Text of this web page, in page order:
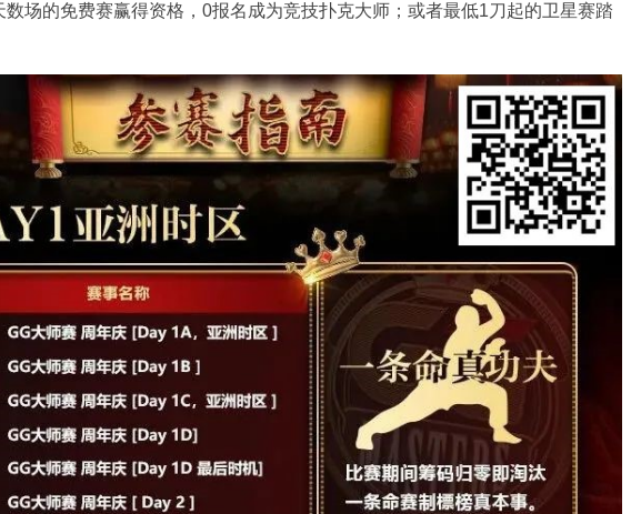
数场的免费赛赢得资格，0报名成为竞技扑克大师；或者最低1刀起的卫星赛踏